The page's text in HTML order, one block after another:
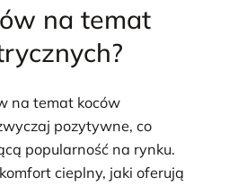
na temat
na temat koców
pozytywne, co
popularność na rynku.
cieplny, jaki oferują